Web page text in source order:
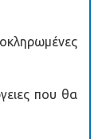
που θα